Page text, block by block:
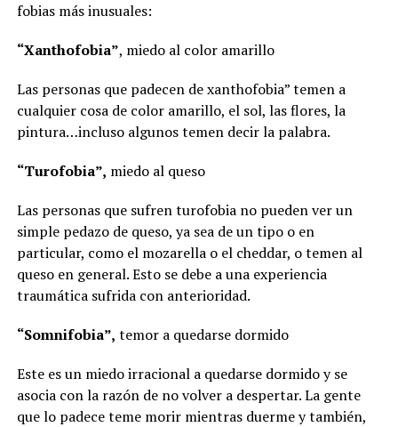
fobias más inusuales:
“Xanthofobia”, miedo al color amarillo
Las personas que padecen de xanthofobia” temen a
cualquier cosa de color amarillo, el sol, las flores, la
pintura…incluso algunos temen decir la palabra.
“Turofobia”, miedo al queso
Las personas que sufren turofobia no pueden ver un
simple pedazo de queso, ya sea de un tipo o en
particular, como el mozarella o el cheddar, o temen al
queso en general. Esto se debe a una experiencia
traumática sufrida con anterioridad.
“Somnifobia”, temor a quedarse dormido
Este es un miedo irracional a quedarse dormido y se
asocia con la razón de no volver a despertar. La gente
que lo padece teme morir mientras duerme y también,